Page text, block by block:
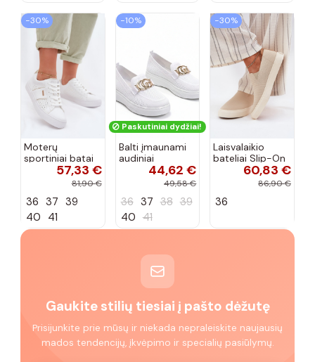
−30%
Moterų
sportiniai batai
su ažūro
elementais Big
baltos spalvos
57,33 €
81,90 €
36 37 39
40 41
−10%
Paskutiniai dydžiai!
Balti įmaunami
audiniai
sportbačiai su
44,62 €
49,58 €
36 37 38 39
40 41
−30%
Laisvalaikio
bateliai Slip-On
Big Star
RR274721 smėlio
60,83 €
86,90 €
36
Gaukite stilių tiesiai į pašto dėžutę
Prisijunkite prie mūsų ir niekada nepraleiskite naujausių
mados tendencijų, įkvėpimo ir specialių pasiūlymų.